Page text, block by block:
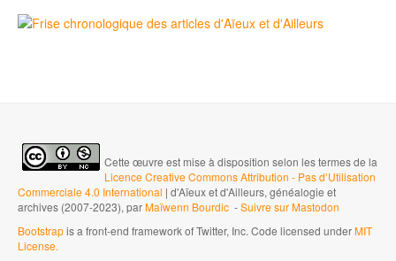
Cette œuvre est mise à disposition selon les termes de la
Licence Creative Commons Attribution - Pas d’Utilisation
Commerciale 4.0 International | d'Aïeux et d'Ailleurs, généalogie et
archives (2007-2023), parMaïwenn Bourdic -Suivre sur Mastodon
Bootstrapis a front-end framework of Twitter, Inc. Code licensed underMIT
License.